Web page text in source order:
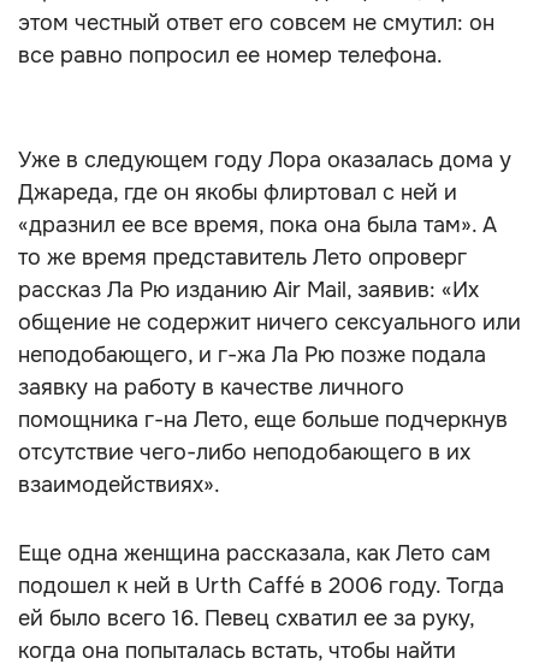
этом честный ответ его совсем не смутил: он
все равно попросил ее номер телефона.
Уже в следующем году Лора оказалась дома у
Джареда, где он якобы флиртовал с ней и
«дразнил ее все время, пока она была там». А
то же время представитель Лето опроверг
рассказ Ла Рю изданию Air Mail, заявив: «Их
общение не содержит ничего сексуального или
неподобающего, и г-жа Ла Рю позже подала
заявку на работу в качестве личного
помощника г-на Лето, еще больше подчеркнув
отсутствие чего-либо неподобающего в их
взаимодействиях».
Еще одна женщина рассказала, как Лето сам
подошел к ней в Urth Caffé в 2006 году. Тогда
ей было всего 16. Певец схватил ее за руку,
когда она попыталась встать, чтобы найти